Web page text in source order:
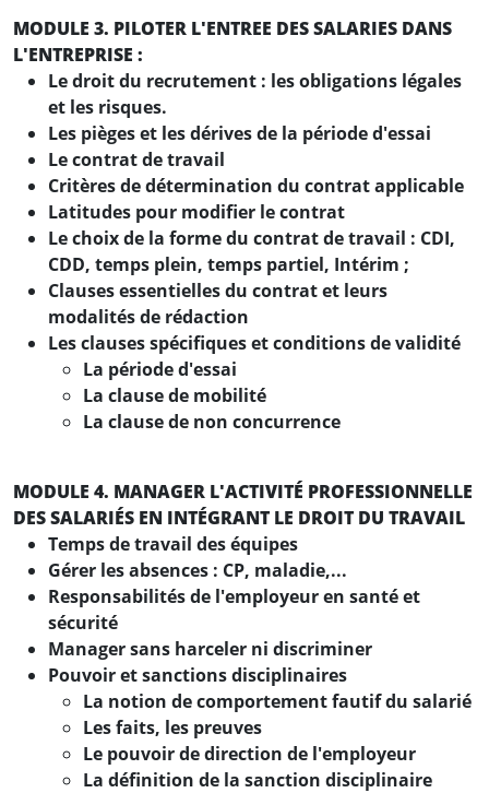
MODULE 3. PILOTER L'ENTREE DES SALARIES DANS
L'ENTREPRISE :
Le droit du recrutement : les obligations légales
et les risques.
Les pièges et les dérives de la période d'essai
Le contrat de travail
Critères de détermination du contrat applicable
Latitudes pour modifier le contrat
Le choix de la forme du contrat de travail : CDI,
CDD, temps plein, temps partiel, Intérim ;
Clauses essentielles du contrat et leurs
modalités de rédaction
Les clauses spécifiques et conditions de validité
La période d'essai
La clause de mobilité
La clause de non concurrence
MODULE 4. MANAGER L'ACTIVITÉ PROFESSIONNELLE
DES SALARIÉS EN INTÉGRANT LE DROIT DU TRAVAIL
Temps de travail des équipes
Gérer les absences : CP, maladie,...
Responsabilités de l'employeur en santé et
sécurité
Manager sans harceler ni discriminer
Pouvoir et sanctions disciplinaires
La notion de comportement fautif du salarié
Les faits, les preuves
Le pouvoir de direction de l'employeur
La définition de la sanction disciplinaire